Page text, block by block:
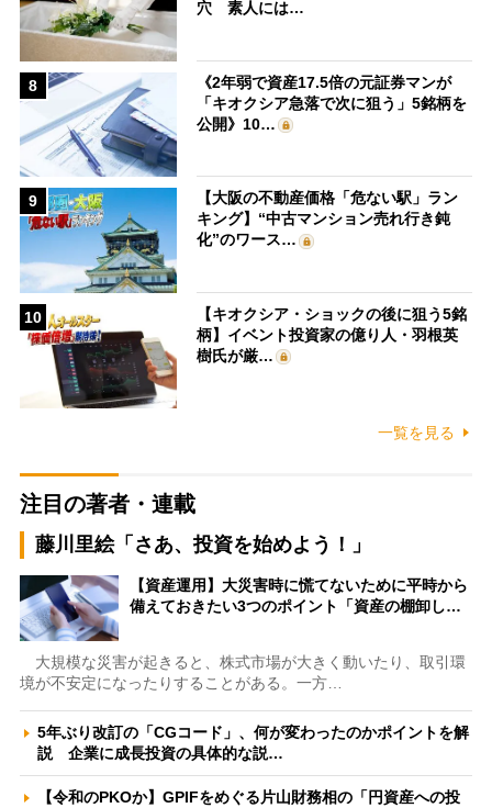
穴 素人には…
8
《2年弱で資産17.5倍の元証券マンが
「キオクシア急落で次に狙う」5銘柄を
公開》10…
9
【大阪の不動産価格「危ない駅」ラン
キング】“中古マンション売れ行き鈍
化”のワース…
10
【キオクシア・ショックの後に狙う5銘
柄】イベント投資家の億り人・羽根英
樹氏が厳…
一覧を見る
注目の著者・連載
藤川里絵「さあ、投資を始めよう！」
【資産運用】大災害時に慌てないために平時から
備えておきたい3つのポイント「資産の棚卸し…
大規模な災害が起きると、株式市場が大きく動いたり、取引環
境が不安定になったりすることがある。一方…
5年ぶり改訂の「CGコード」、何が変わったのかポイントを解
説 企業に成長投資の具体的な説…
【令和のPKOか】GPIFをめぐる片山財務相の「円資産への投